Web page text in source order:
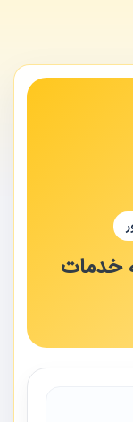
خدمات